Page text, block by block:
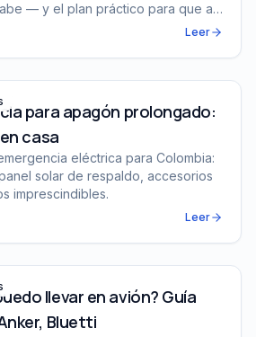
— y el plan práctico para que a
Leer
apagón prolongado: qué tener
para apagón prolongado:
casa
eléctrica para Colombia:
solar de respaldo, accesorios
imprescindibles.
Leer
llevar en avión? Guía 2026
llevar en avión? Guía
Bluetti